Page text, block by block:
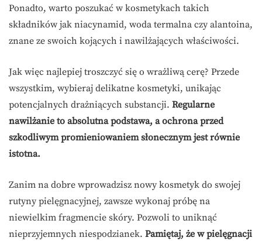
Ponadto, warto poszukać w kosmetykach takich
składników jak niacynamid, woda termalna czy alantoina,
znane ze swoich kojących i nawilżających właściwości.
Jak więc najlepiej troszczyć się o wrażliwą cerę? Przede
wszystkim, wybieraj delikatne kosmetyki, unikając
potencjalnych drażniących substancji. Regularne
nawilżanie to absolutna podstawa, a ochrona przed
szkodliwym promieniowaniem słonecznym jest równie
istotna.
Zanim na dobre wprowadzisz nowy kosmetyk do swojej
rutyny pielęgnacyjnej, zawsze wykonaj próbę na
niewielkim fragmencie skóry. Pozwoli to uniknąć
nieprzyjemnych niespodzianek. Pamiętaj, że w pielęgnacji